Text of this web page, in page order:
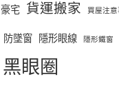
豪宅 貨運搬家 買屋注
防墜窗 隱形眼線 隱形鐵窗
黑眼圈